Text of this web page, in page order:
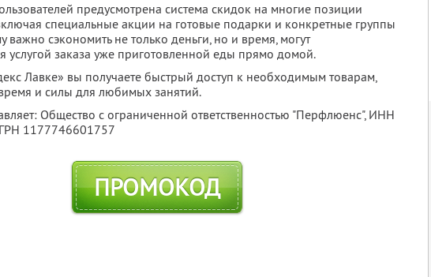
предусмотрена система скидок на многие позиции
специальные акции на готовые подарки и конкретные группы
важно сэкономить не только деньги, но и время, могут
услугой заказа уже приготовленной еды прямо домой.
Лавке» вы получаете быстрый доступ к необходимым товарам,
и силы для любимых занятий.
Общество с ограниченной ответственностью "Перфлюенс", ИНН
1177746601757
ПРОМОКОД